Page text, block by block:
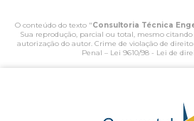
O conteúdo do texto "Consultoria Técnica
Sua reprodução, parcial ou total, mesmo citando
autorização do autor. Crime de violação de
Penal – Lei 9610/98 - Lei de